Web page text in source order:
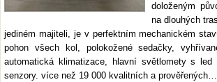
doloženým
na dlouhých
jediném majiteli, je v perfektním mechanickém
pohon všech kol, polokožené sedačky,
automatická klimatizace, hlavní světlomety s led
senzory. více než 19 000 kvalitních a prověřených…